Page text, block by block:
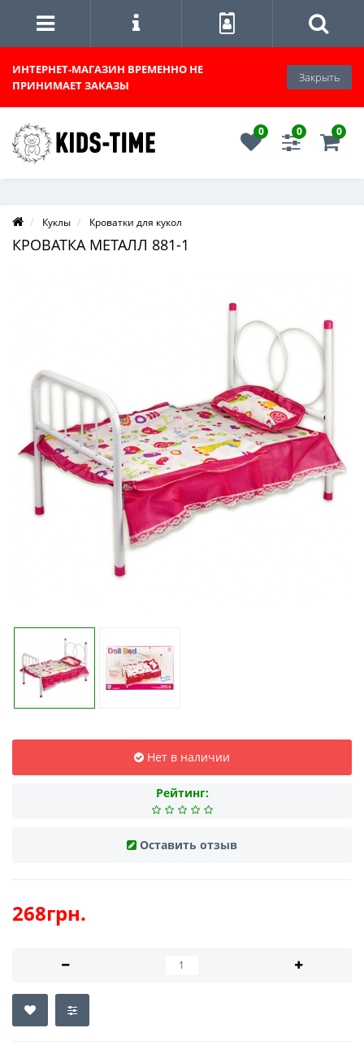
ИНТЕРНЕТ-МАГАЗИН ВРЕМЕННО НЕ
ПРИНИМАЕТ ЗАКАЗЫ
Закрыть
0 0 0
Куклы Кроватки для кукол
КРОВАТКА МЕТАЛЛ 881-1
Нет в наличии
Рейтинг:
Оставить отзыв
268грн.